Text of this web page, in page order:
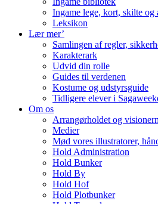
Ingame lege, kort, skilte og
Leksikon
Lær mer’
Samlingen af regler,
Karakterark
Udvid din rolle
Guides til verdenen
Kostume og udstyrsguide
Tidligere elever i
Om os
Arrangørholdet og
Medier
Mød vores illustratorer,
Hold Administration
Hold Bunker
Hold By
Hold Hof
Hold Plotbunker